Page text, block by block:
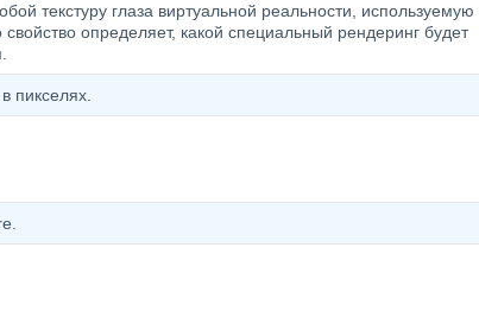
текстуру глаза виртуальной реальности, используемую
определяет, какой специальный рендеринг будет
пикселях.